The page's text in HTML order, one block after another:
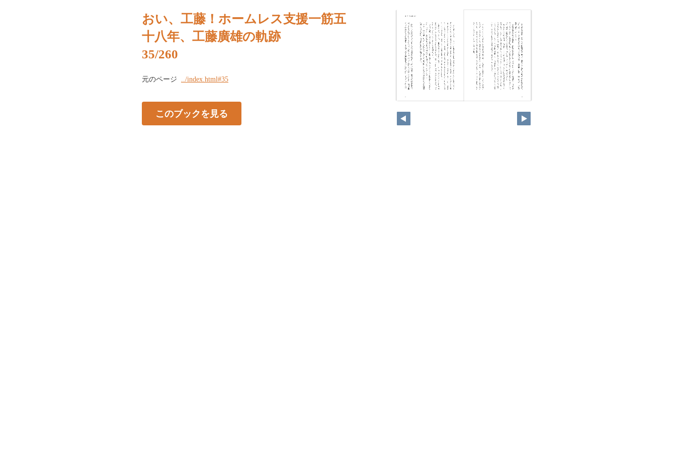
おい、工藤！ホームレス支援一筋五
十八年、工藤廣雄の軌跡
35/260
元のページ ../index.html#35
このブックを見る